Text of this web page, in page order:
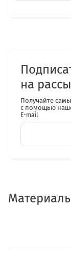
на
Получайте
с помощью
E-mail